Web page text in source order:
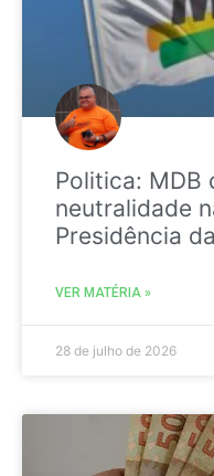
Politica: MDB
neutralidade
Presidência
VER MATÉRIA »
28 de julho de 2026